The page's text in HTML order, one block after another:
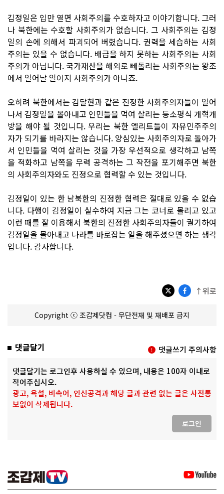
김정일은 입만 열면 사회주의를 수호하자고 이야기합니다. 그러
나 북한에는 수호할 사회주의가 없습니다. 그 사회주의는 김정
일의 손에 의해서 파괴되어 버렸습니다. 권력을 세습하는 사회
주의는 있을 수 없습니다. 배급을 하지 못하는 사회주의는 사회
주의가 아닙니다. 국가재산을 해외로 빼돌리는 사회주의는 왕조
에서 일어날 일이지 사회주의가 아니죠.
오히려 북한에서는 김달현과 같은 진정한 사회주의자들이 일어
나서 김정일을 몰아내고 인민들을 먹여 살리는 등소평식 개혁개
방을 해야 될 것입니다. 우리는 북한 엘리트들이 자유민주주의
자가 되기를 바라지는 않습니다. 양심있는 사회주의자로 돌아가
서 인민들을 먹여 살리는 것을 가장 우선적으로 생각하고 남쪽
을 적화하고 남쪽을 무력 공격하는 그 작전을 포기해주면 북한
의 사회주의자와도 진정으로 협력할 수 있는 것입니다.
김정일이 있는 한 남북한의 진정한 협력은 절대로 있을 수 없습
니다. 다행이 김정일이 실수하여 지금 그는 코너로 몰리고 있고
이런 때를 잘 이용해서 북한의 진정한 사회주의자들이 궐기하여
김정일을 몰아내고 나라를 바로잡는 일을 해주셨으면 하는 생각
입니다. 감사합니다.
↑위로
Copyright ⓒ 조갑제닷컴 - 무단전재 및 재배포 금지
댓글달기 댓글쓰기 주의사항
댓글달기는 로그인후 사용하실 수 있으며, 내용은 100자 이내로
적어주십시오.
광고, 욕설, 비속어, 인신공격과 해당 글과 관련 없는 글은 사전통
보없이 삭제됩니다.
로그인